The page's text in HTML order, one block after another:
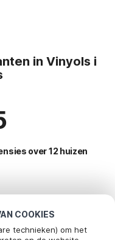
COOKIES
technieken) om het
in Vinyols i
over 12 huizen